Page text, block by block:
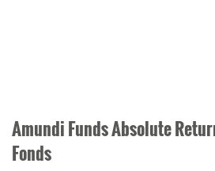
Amundi Funds Absolute
Fonds